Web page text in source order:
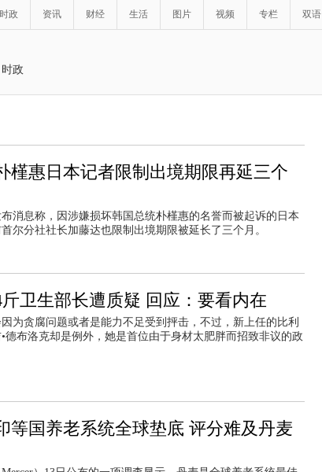
时政 资讯 财经 生活 图片 视频 专栏 双语
时政
槿惠日本记者限制出境期限再延三个
消息称，因涉嫌损坏韩国总统朴槿惠的名誉而被起诉的日本
首尔分社社长加藤达也限制出境期限被延长了三个月。
斤卫生部长遭质疑 回应：要看内在
为贪腐问题或者是能力不足受到抨击，不过，新上任的比利
德布洛克却是例外，她是首位由于身材太肥胖而招致非议的政
等国养老系统全球垫底 评分难及丹麦